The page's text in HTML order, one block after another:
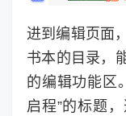
进到编辑页面
书本的目录，
的编辑功能区
启程”的标题